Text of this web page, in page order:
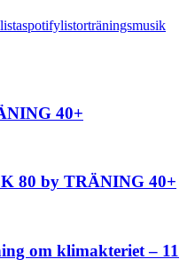
spotifylistorträningsmusik
40+
80 by TRÄNING 40+
om klimakteriet – 11